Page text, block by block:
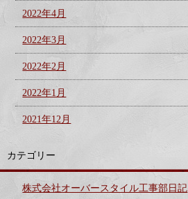
2022年4月
2022年3月
2022年2月
2022年1月
2021年12月
カテゴリー
株式会社オーバースタイル工事部日記